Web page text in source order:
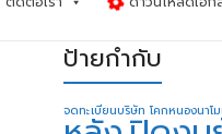
ป้ายกำกับ
จดทะเบียนบริษัท โคกหนองนาโ